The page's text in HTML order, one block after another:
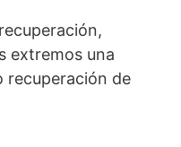
extremos una
recuperación de